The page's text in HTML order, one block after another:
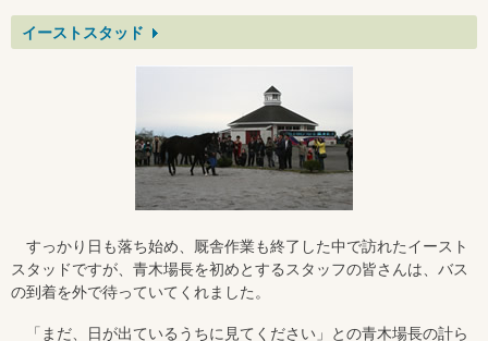
イーストスタッド
すっかり日も落ち始め、厩舎作業も終了した中で訪れたイースト
スタッドですが、青木場長を初めとするスタッフの皆さんは、バス
の到着を外で待っていてくれました。
「まだ、日が出ているうちに見てください」との青木場長の計ら